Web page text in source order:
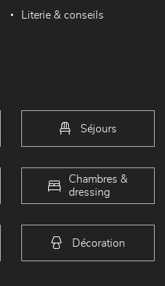
Literie & conseils
Séjours
Chambres &
dressing
Décoration